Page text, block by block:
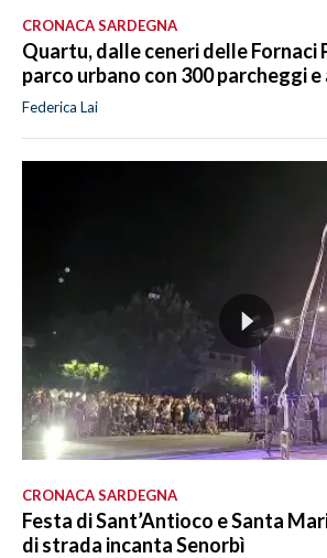
CRONACA SARDEGNA
Quartu, dalle ceneri delle Fornaci
parco urbano con 300 parcheggi e
Federica Lai
CRONACA SARDEGNA
Festa di Sant’Antioco e Santa
di strada incanta Senorbì